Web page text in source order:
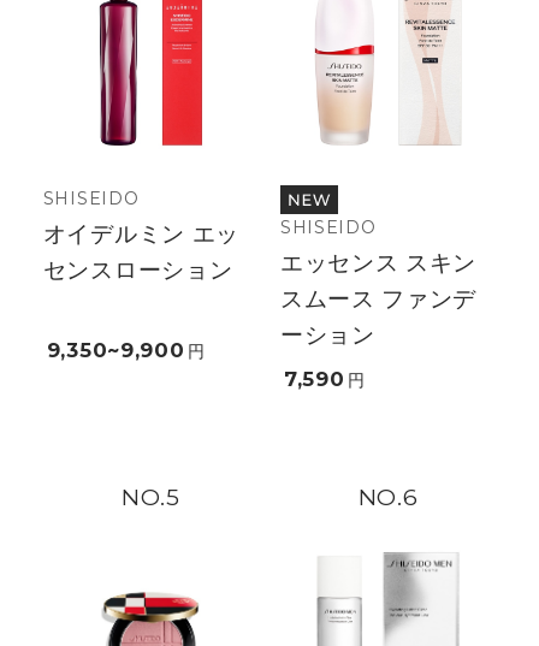
SHISEIDO
オイデルミン エッ
センスローション
9,350~9,900 円
SHISEIDO
エッセンス スキン
スムース ファンデ
ーション
7,590 円
5 6